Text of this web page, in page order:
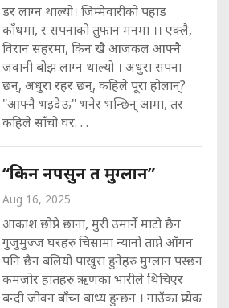
डर लाग्न थाल्यो। जिम्मेवारीको पहाड
काँधमा, र सपनाको तुफान मनमा ।। एक्लै,
विरान सहरमा, किन खै आजकल आफ्नै
जवानी बोझ लाग्न थाल्यो । अधुरा सपना
छन्, अधुरा रहर छन्, कहिले पूरा होलान्?
"आफ्नै भइदेऊ" भनेर भन्छिन् आमा, तर
कहिले साँचो घर. . .
“किन नपसुन त मुग्लान”
Aug 16, 2025
आकाश छोप्ने छाना, मुरी उमार्ने माटो छैन
गुजुमुज्ज घरहरु चिसामा न्यानो ताप्ने आँगन
पनि छैन बलियो पाखुरा हुनेहरु मुग्लान पस्छन
कमजोर हातहरु ऋणका भारीले थिचिएर
बन्दी जीवन बाँच्न बाध्य हुन्छन । गाउँका प्रत्येक